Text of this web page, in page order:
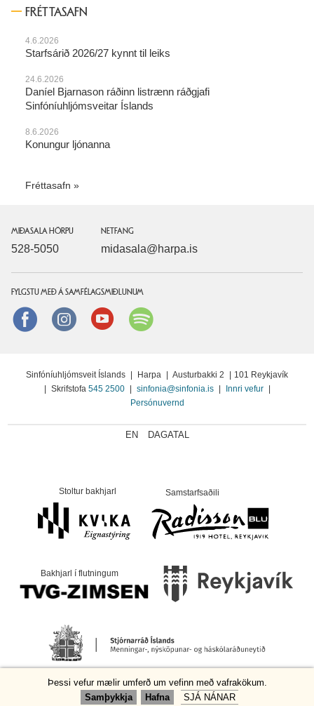
FRÉTTASAFN
4.6.2026
Starfsárið 2026/27 kynnt til leiks
24.6.2026
Daníel Bjarnason ráðinn listrænn ráðgjafi
Sinfóníuhljómsveitar Íslands
8.6.2026
Konungur ljónanna
Fréttasafn
MIÐASALA HÖRPU
528-5050
NETFANG
midasala@harpa.is
FYLGSTU MEÐ Á SAMFÉLAGSMIÐLUNUM
FacebookinstagramYoutube
Sinfóníuhljómsveit Íslands Harpa Austurbakki 2
101 Reykjavík
Skrifstofa 545 2500 sinfonia@sinfonia.is Innri vefur
Persónuvernd
EN DAGATAL
Stoltur bakhjarl Samstarfsaðili
Bakhjarl í flutningum
Þessi vefur mælir umferð um vefinn með vafrakökum.
Samþykkja
Hafna SJÁ NÁNAR